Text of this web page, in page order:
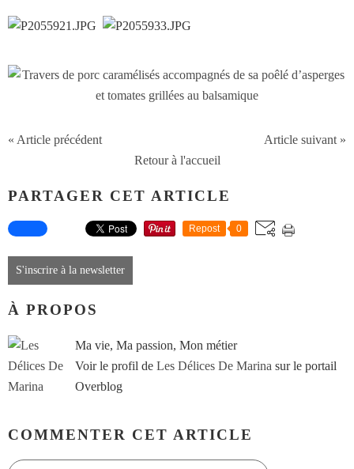
« Article précédent
Article suivant »
Retour à l'accueil
PARTAGER CET ARTICLE
Repost 0
S'inscrire à la newsletter
À PROPOS
Ma vie, Ma passion, Mon métier
Voir le profil de Les Délices De Marina sur le portail
Overblog
COMMENTER CET ARTICLE